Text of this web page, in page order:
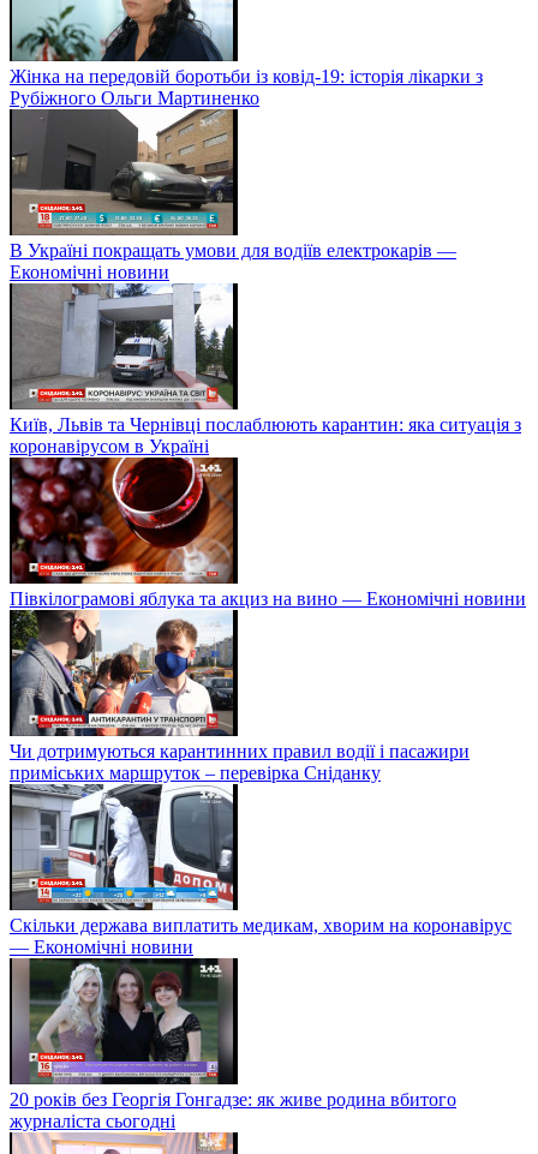
Жінка на передовій боротьби із ковід-19: історія лікарки з
Рубіжного Ольги Мартиненко
В Україні покращать умови для водіїв електрокарів —
Економічні новини
Київ, Львів та Чернівці послаблюють карантин: яка ситуація з
коронавірусом в Україні
Півкілограмові яблука та акциз на вино — Економічні новини
Чи дотримуються карантинних правил водії і пасажири
приміських маршруток – перевірка Сніданку
Скільки держава виплатить медикам, хворим на коронавірус
— Економічні новини
20 років без Георгія Гонгадзе: як живе родина вбитого
журналіста сьогодні